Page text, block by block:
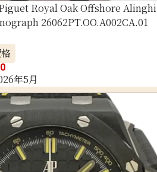
Royal Oak Offshore Alinghi
26062PT.OO.A002CA.01
年5月